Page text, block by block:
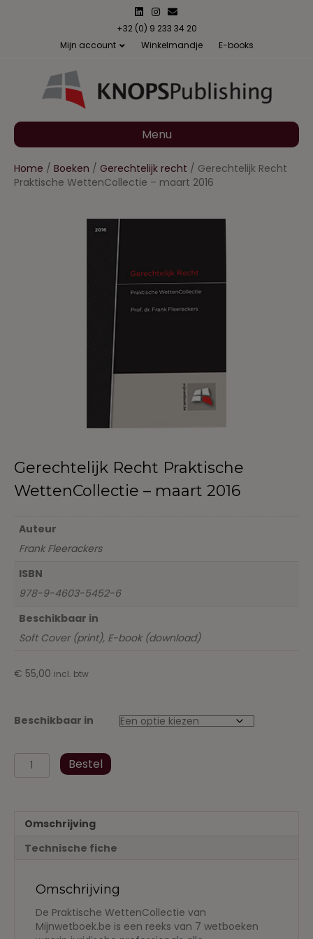
n
n
s
a
m
m
a
l
+32 (0) 9 233 34 20
Mijn account
Winkelmandje E-books
Menu
Home / Boeken / Gerechtelijk recht / Gerechtelijk Recht
Praktische WettenCollectie – maart 2016
Gerechtelijk Recht Praktische
WettenCollectie – maart 2016
Auteur
Frank Fleerackers
ISBN
978-9-4603-5452-6
Beschikbaar in
Soft Cover (print), E-book (download)
€ 55,00 incl. btw
Beschikbaar in
Gerechtelijk
Recht
maart
2016
Bestel
Omschrijving
Technische fiche
Omschrijving
De Praktische WettenCollectie van
Mijnwetboek.be is een reeks van 7 wetboeken